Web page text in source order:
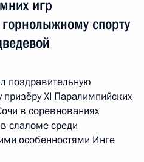
игр
спорту
поздравительную
XI Паралимпийских
в соревнованиях
слаломе среди
особенностями Инге